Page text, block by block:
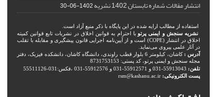
انتشار مقالات شماره تابستان 1402 نشریه 1402-06-30
استفاده از مطالب ارایه شده در این پایگاه با ذکر منبع آزاد است.
نشریه سنجش و ایمنی پرتو با احترام به قوانین اخلاق در نشریات تابع قوانین کمیته
اخلاق در انتشار (COPE) است و از آیین‌نامه اجرایی قانون پیشگیری و مقابله با تقلب
در آثار علمی پیروی می‌نماید.
آدرس :
کاشان، کیلومتر 6 بلوار قطب راوندی، دانشگاه کاشان، دانشکده فیزیک، دفتر
مجله سنجش و ایمنی پرتو، کد پستی: 8731753153
تلفن:
پست الکترونیکی: rsm@kashanu.ac.ir